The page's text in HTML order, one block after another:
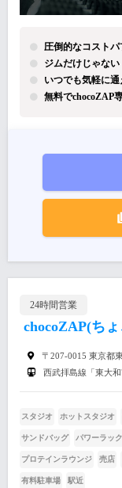
圧倒的なコスト
ジムだけじゃな
いつでも気軽に
無料でchocoZAP
24時間営業
chocoZAP(ち
〒207-0015 東京都
西武拝島線「東大
スタジオ ホットスタジオ
サンドバッグ パワーラック
プロテインラウンジ 売店
有料駐車場 駅近